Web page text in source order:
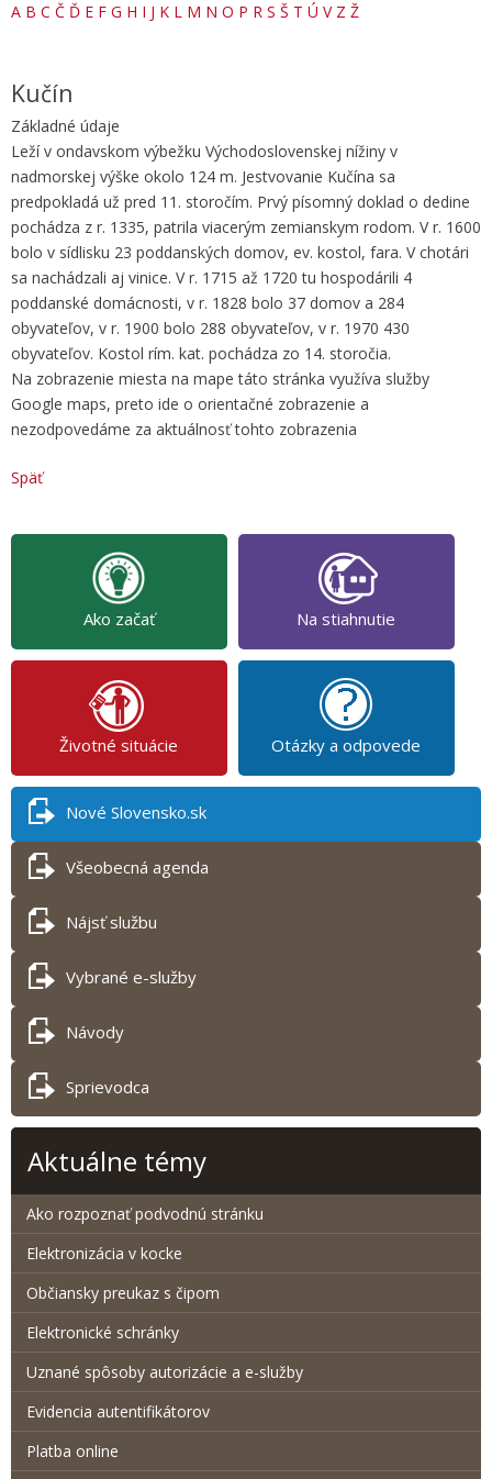
A B C Č Ď E F G H I J K L M N O P R S Š T Ú V Z Ž
Kučín
Základné údaje
Leží v ondavskom výbežku Východoslovenskej nížiny v
nadmorskej výške okolo 124 m. Jestvovanie Kučína sa
predpokladá už pred 11. storočím. Prvý písomný doklad o dedine
pochádza z r. 1335, patrila viacerým zemianskym rodom. V r. 1600
bolo v sídlisku 23 poddanských domov, ev. kostol, fara. V chotári
sa nachádzali aj vinice. V r. 1715 až 1720 tu hospodárili 4
poddanské domácnosti, v r. 1828 bolo 37 domov a 284
obyvateľov, v r. 1900 bolo 288 obyvateľov, v r. 1970 430
obyvateľov. Kostol rím. kat. pochádza zo 14. storočia.
Na zobrazenie miesta na mape táto stránka využíva služby
Google maps, preto ide o orientačné zobrazenie a
nezodpovedáme za aktuálnosť tohto zobrazenia
Späť
Ako začať Na stiahnutie
Životné situácie Otázky a odpovede
Nové Slovensko.sk
Všeobecná agenda
Nájsť službu
Vybrané e-služby
Návody
Sprievodca
Aktuálne témy
Ako rozpoznať podvodnú stránku
Elektronizácia v kocke
Občiansky preukaz s čipom
Elektronické schránky
Uznané spôsoby autorizácie a e-služby
Evidencia autentifikátorov
Platba online